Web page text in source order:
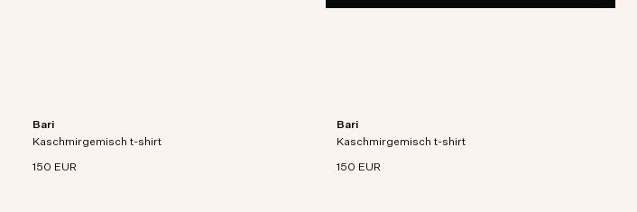
Bari
Kaschmirgemisch t-shirt
150 EUR
Kurzarm-T-Shirt aus Bio-Baumwoll-Kaschmir-
Mischstrick.
Bari
Kaschmirgemisch t-shirt
150 EUR
Kurzarm-T-Shirt aus Bio-Baumwoll-Kaschmir-
Mischstrick.